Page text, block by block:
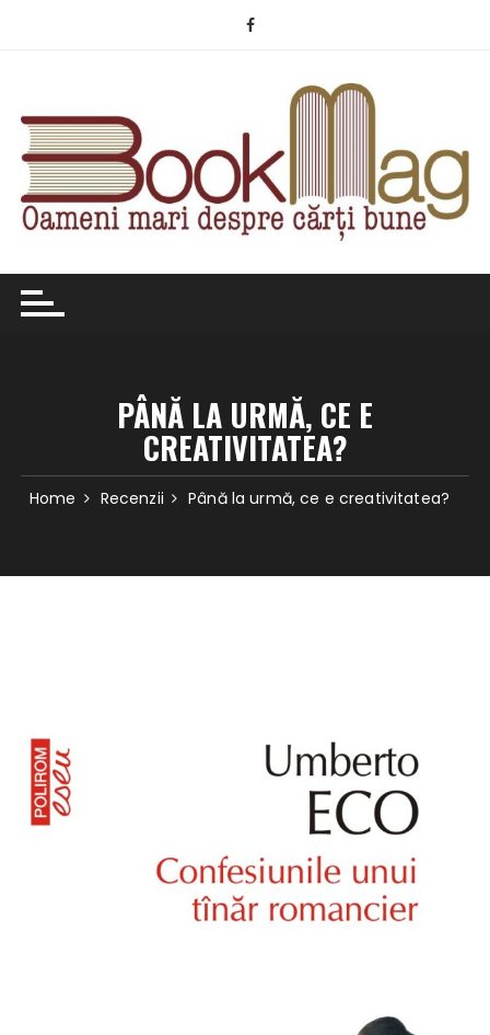
PÂNĂ LA URMĂ, CE E
CREATIVITATEA?
Home Recenzii Până la urmă, ce e creativitatea?